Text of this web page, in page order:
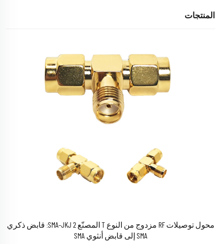
المنتجات
محول توصيلات RF مزدوج من النوع T المصنّع SMA-JKJ 2: قابض ذكري
SMA إلى قابض أنثوي SMA